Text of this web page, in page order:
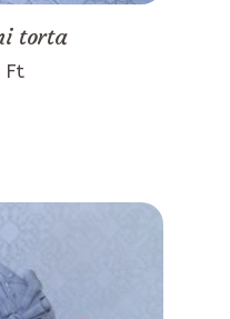
torta
Ft